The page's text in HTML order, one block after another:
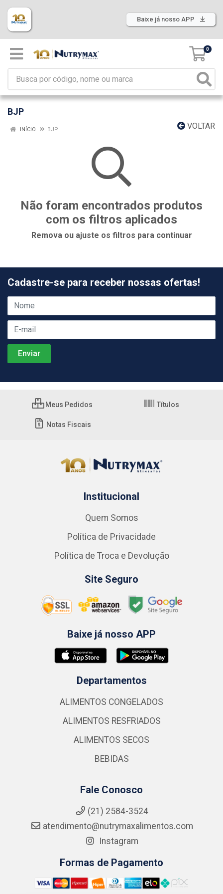
Baixe já nosso APP
0
BJP
VOLTAR
INÍCIO BJP
Não foram encontrados produtos
com os filtros aplicados
Remova ou ajuste os filtros para continuar
Cadastre-se para receber nossas ofertas!
Meus Pedidos Títulos
Notas Fiscais
Institucional
Quem Somos
Política de Privacidade
Política de Troca e Devolução
Site Seguro
Baixe já nosso APP
Departamentos
ALIMENTOS CONGELADOS
ALIMENTOS RESFRIADOS
ALIMENTOS SECOS
BEBIDAS
Fale Conosco
(21) 2584-3524
atendimento@nutrymaxalimentos.com
Instagram
Formas de Pagamento